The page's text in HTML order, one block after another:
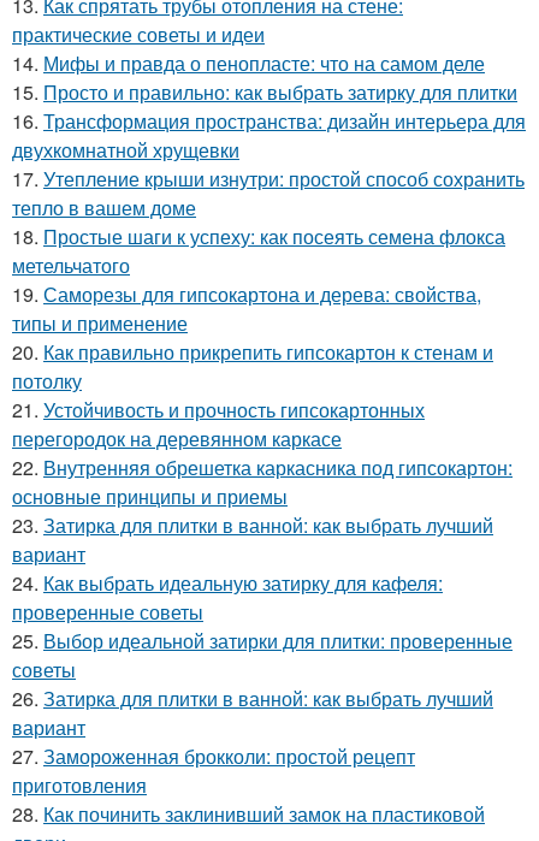
практические советы и идеи
14. Мифы и правда о пенопласте: что на самом деле
15. Просто и правильно: как выбрать затирку для плитки
16. Трансформация пространства: дизайн интерьера для
двухкомнатной хрущевки
17. Утепление крыши изнутри: простой способ сохранить
тепло в вашем доме
18. Простые шаги к успеху: как посеять семена флокса
метельчатого
19. Саморезы для гипсокартона и дерева: свойства,
типы и применение
20. Как правильно прикрепить гипсокартон к стенам и
потолку
21. Устойчивость и прочность гипсокартонных
перегородок на деревянном каркасе
22. Внутренняя обрешетка каркасника под гипсокартон:
основные принципы и приемы
23. Затирка для плитки в ванной: как выбрать лучший
вариант
24. Как выбрать идеальную затирку для кафеля:
проверенные советы
25. Выбор идеальной затирки для плитки: проверенные
советы
26. Затирка для плитки в ванной: как выбрать лучший
вариант
27. Замороженная брокколи: простой рецепт
приготовления
28. Как починить заклинивший замок на пластиковой